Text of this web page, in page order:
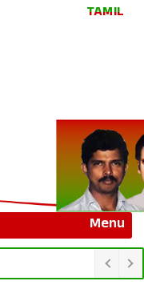
TAMIL
Menu